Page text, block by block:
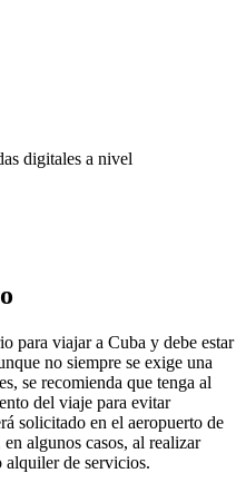
digitales a nivel
para viajar a Cuba y debe estar
no siempre se exige una
se recomienda que tenga al
del viaje para evitar
solicitado en el aeropuerto de
algunos casos, al realizar
alquiler de servicios.